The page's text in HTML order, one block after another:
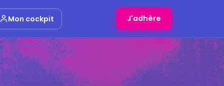
Mon cockpit J'adhère